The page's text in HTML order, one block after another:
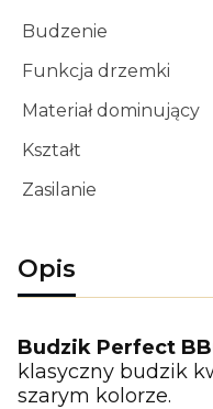
Budzenie
Funkcja drzemki
Materiał dominujący
Kształt
Zasilanie
Opis
Budzik Perfect
klasyczny budzik
szarym kolorze.